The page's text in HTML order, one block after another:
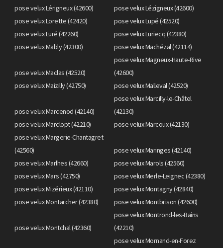
pose velux Lérigneux (42600)
pose velux Lézigneux (42600)
pose velux Lorette (42420)
pose velux Lupé (42520)
pose velux Luré (42260)
pose velux Luriecq (42380)
pose velux Mably (42300)
pose velux Machézal (42114)
pose velux Maclas (42520)
pose velux Magneux-Haute-Rive
(42600)
pose velux Maizilly (42750)
pose velux Malleval (42520)
pose velux Marcenod (42140)
pose velux Marcilly-le-Châtel
(42130)
pose velux Marclopt (42210)
pose velux Marcoux (42130)
pose velux Margerie-Chantagret
(42560)
pose velux Maringes (42140)
pose velux Marlhes (42660)
pose velux Marols (42560)
pose velux Mars (42750)
pose velux Merle-Leignec (42380)
pose velux Mizérieux (42110)
pose velux Montagny (42840)
pose velux Montarcher (42380)
pose velux Montbrison (42600)
pose velux Montchal (42360)
pose velux Montrond-les-Bains
(42210)
pose velux Mornand-en-Forez